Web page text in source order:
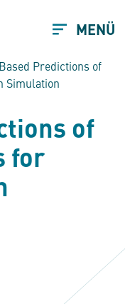
MENÜ
Predictions of
Simulation
of
for